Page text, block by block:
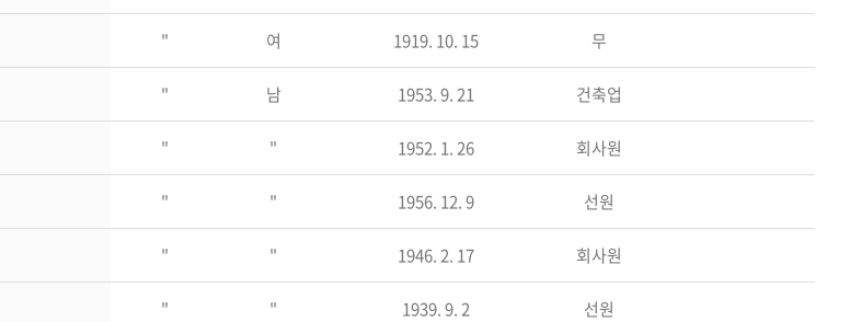
" 여 1919. 10. 15 무
" 남 1953. 9. 21 건축업
" " 1952. 1. 26 회사원
" " 1956. 12. 9 선원
" " 1946. 2. 17 회사원
" " 1939. 9. 2 선원